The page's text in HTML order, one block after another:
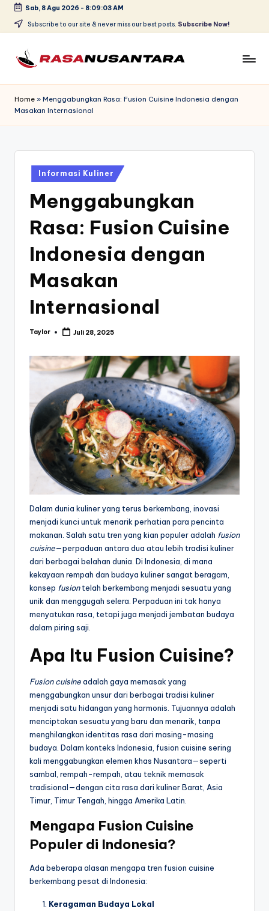
Skip
content
Sab, 8 Agu 2026 - 8:09:03 AM
Subscribe to our site & never miss our best posts. Subscribe Now!
a
s
n
Home » Menggabungkan Rasa: Fusion Cuisine Indonesia dengan
Masakan Internasional
Posted
in
Informasi Kuliner
Menggabungkan
Rasa: Fusion Cuisine
Indonesia dengan
Masakan
Internasional
Posted
Taylor Juli 28, 2025
Dalam dunia kuliner yang terus berkembang, inovasi
menjadi kunci untuk menarik perhatian para pencinta
makanan. Salah satu tren yang kian populer adalah fusion
cuisine—perpaduan antara dua atau lebih tradisi kuliner
dari berbagai belahan dunia. Di Indonesia, di mana
kekayaan rempah dan budaya kuliner sangat beragam,
konsep fusiontelah berkembang menjadi sesuatu yang
unik dan menggugah selera. Perpaduan ini tak hanya
menyatukan rasa, tetapi juga menjadi jembatan budaya
dalam piring saji.
Apa Itu Fusion Cuisine?
Fusion cuisineadalah gaya memasak yang
menggabungkan unsur dari berbagai tradisi kuliner
menjadi satu hidangan yang harmonis. Tujuannya adalah
menciptakan sesuatu yang baru dan menarik, tanpa
menghilangkan identitas rasa dari masing-masing
budaya. Dalam konteks Indonesia, fusion cuisine sering
kali menggabungkan elemen khas Nusantara—seperti
sambal, rempah-rempah, atau teknik memasak
tradisional—dengan cita rasa dari kuliner Barat, Asia
Timur, Timur Tengah, hingga Amerika Latin.
Mengapa Fusion Cuisine
Populer di Indonesia?
Ada beberapa alasan mengapa tren fusion cuisine
berkembang pesat di Indonesia:
Keragaman Budaya Lokal